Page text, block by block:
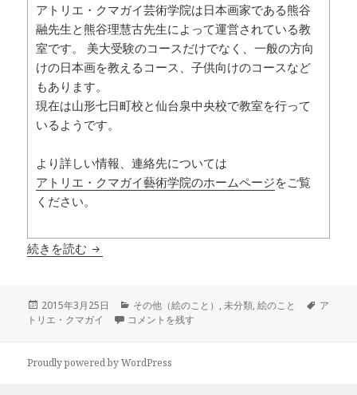
アトリエ・クマガイ芸術学院は日本画家である熊谷
融先生と熊谷理慧古先生によって運営されている教
室です。 美大受験のコースだけでなく、一般の方向
けの日本画を教えるコース、子供向けのコースなど
もあります。
現在は山形七日町校と仙台泉中央校で教室を行って
いるようです。
より詳しい情報、連絡先については
アトリエ・クマガイ藝術学院のホームページをご覧
ください。
続きを読む アトリエ・クマガイ藝術学院
投
稿
2015年3月25日
カ
テ
ー
その他（絵のこと）,未分類,絵のこと
タ
ア
トリエ・クマガイ
アトリエ・クマガイ藝術学院 に
コメントを残す
Proudly powered by WordPress